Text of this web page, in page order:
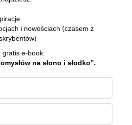
i nowościach (czasem z
gratis e-book:
na słono i słodko”.